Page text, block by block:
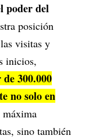
poder del
posición
visitas y
inicios,
300.000
no solo en
sino también